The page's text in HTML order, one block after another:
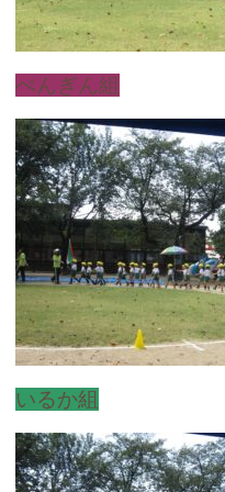
ぺんぎん組
いるか組